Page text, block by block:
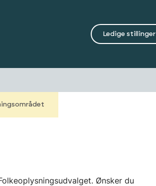
Ledige stillinger
Ønsker du